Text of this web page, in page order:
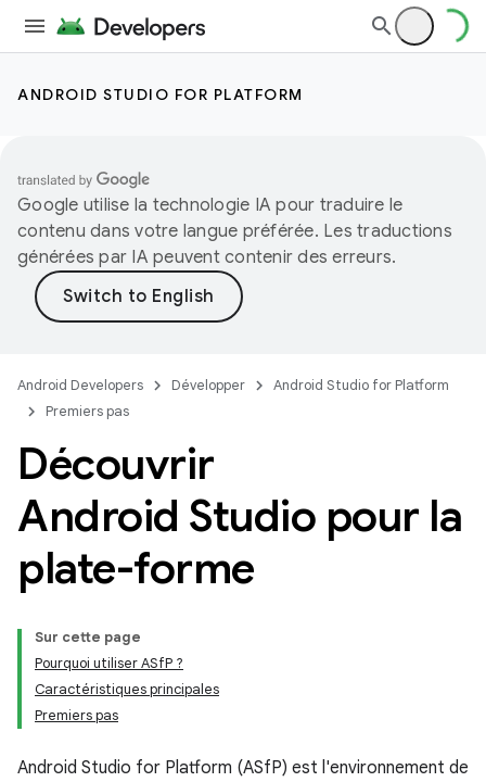
ANDROID STUDIO FOR PLATFORM
Google utilise la technologie IA pour traduire le
contenu dans votre langue préférée. Les traductions
générées par IA peuvent contenir des erreurs.
Android Developers Développer
Android Studio for Platform
Premiers pas
Découvrir
Android Studio pour la
plate-forme
Sur cette page
Pourquoi utiliser ASfP ?
Caractéristiques principales
Premiers pas
Android Studio for Platform (ASfP) est l'environnement de